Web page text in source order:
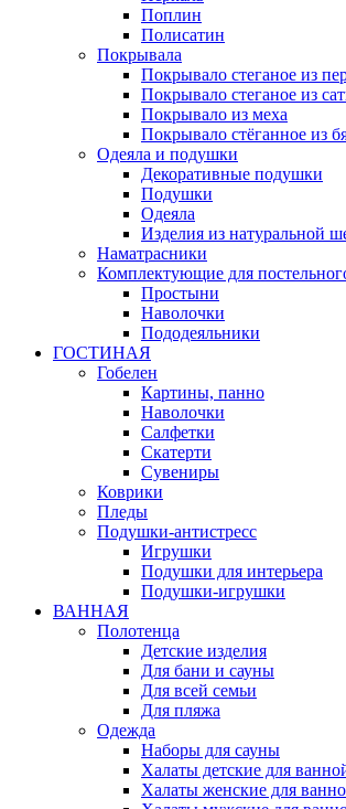
Поплин
Полисатин
Покрывала
Покрывало стеганое из
Покрывало стеганое из
Покрывало из меха
Покрывало стёганное из
Одеяла и подушки
Декоративные подушки
Подушки
Одеяла
Изделия из натуральной
Наматраcники
Комплектующие для
Простыни
Наволочки
Пододеяльники
ГОСТИНАЯ
Гобелен
Картины, панно
Наволочки
Салфетки
Скатерти
Сувениры
Коврики
Пледы
Подушки-антистресс
Игрушки
Подушки для интерьера
Подушки-игрушки
ВАННАЯ
Полотенца
Детские изделия
Для бани и сауны
Для всей семьи
Для пляжа
Одежда
Наборы для сауны
Халаты детские для
Халаты женские для